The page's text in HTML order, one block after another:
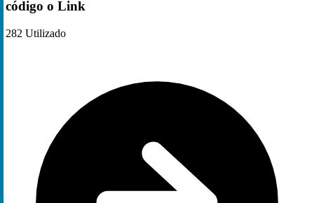
código o Link
282 Utilizado